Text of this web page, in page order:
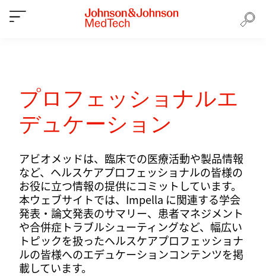
プロフェッショナルエ
デュケーション
アビオメッドは、臨床での医療活動や製品情報
など、ヘルスケアプロフェッショナルの皆様の
お役に立つ情報の提供にコミットしています。
本ウェブサイトでは、Impella に関連する学会
発表・論文発表のサマリー、患者マネジメント
や合併症トラブルシューティングなど、幅広い
トピックを扱ったヘルスケアプロフェッショナ
ルの皆様へのエデュケーションコンテンツを掲
載しています。